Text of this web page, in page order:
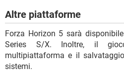
Altre piattaforme
Forza Horizon 5 sarà
Series S/X. Inoltre, il
multipiattaforma e il
sistemi.